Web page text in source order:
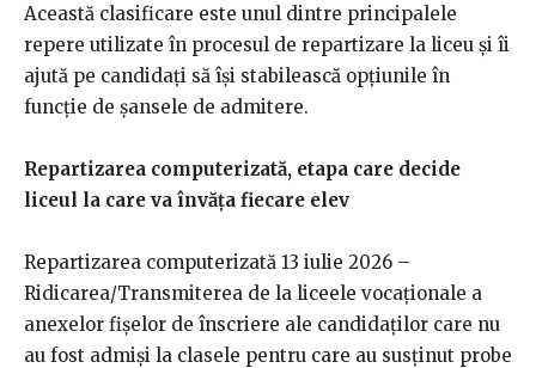
Această clasificare este unul dintre principalele
repere utilizate în procesul de repartizare la liceu și îi
ajută pe candidați să își stabilească opțiunile în
funcție de șansele de admitere.
Repartizarea computerizată, etapa care decide
liceul la care va învăța fiecare elev
Repartizarea computerizată 13 iulie 2026 –
Ridicarea/Transmiterea de la liceele vocaţionale a
anexelor fișelor de înscriere ale candidaţilor care nu
au fost admişi la clasele pentru care au susţinut probe